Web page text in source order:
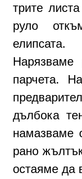
трите
руло
елипсата.
Нарязваме
парчета.
дълбока
намазваме
рано
остаяме да